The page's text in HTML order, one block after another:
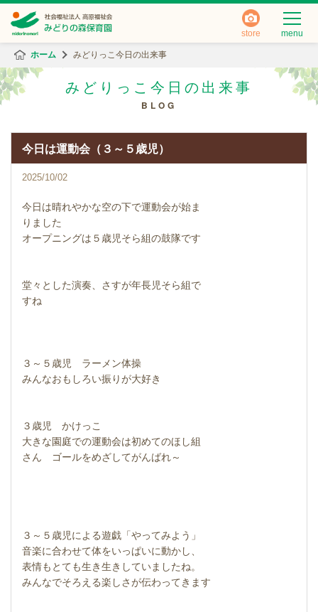
menu
store
ホーム みどりっこ今日の出来事
みどりっこ今日の出来事
BLOG
今日は運動会（３～５歳児）
2025/10/02
今日は晴れやかな空の下で運動会が始ま
りました
オープニングは５歳児そら組の鼓隊です
堂々とした演奏、さすが年長児そら組で
すね
３～５歳児 ラーメン体操
みんなおもしろい振りが大好き
３歳児 かけっこ
大きな園庭での運動会は初めてのほし組
さん ゴールをめざしてがんばれ～
３～５歳児による遊戯「やってみよう」
音楽に合わせて体をいっぱいに動かし、
表情もとても生き生きしていましたね。
みんなでそろえる楽しさが伝わってきます